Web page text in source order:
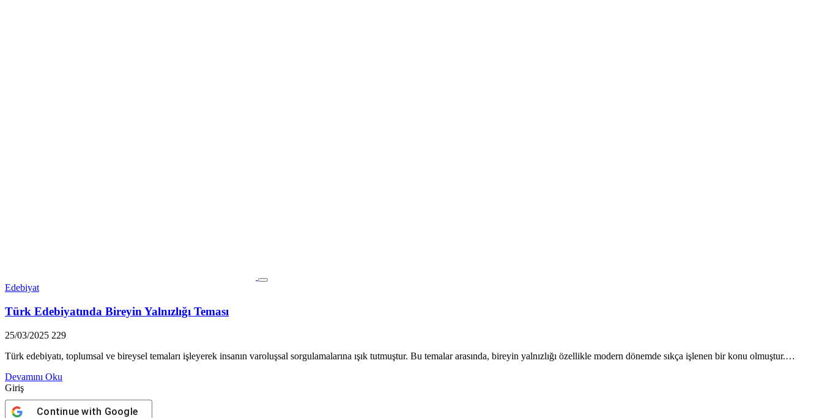
Edebiyat
Türk Edebiyatında Bireyin Yalnızlığı Teması
25/03/2025 229
Türk edebiyatı, toplumsal ve bireysel temaları işleyerek insanın varoluşsal sorgulamalarına ışık tutmuştur. Bu temalar arasında, bireyin yalnızlığı özellikle modern dönemde sıkça işlenen bir konu olmuştur.…
Devamını Oku
Giriş
Continue with Google